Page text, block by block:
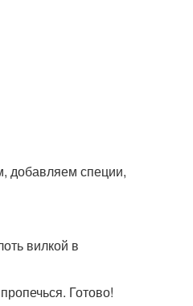
добавляем специи,
вилкой в
Готово!